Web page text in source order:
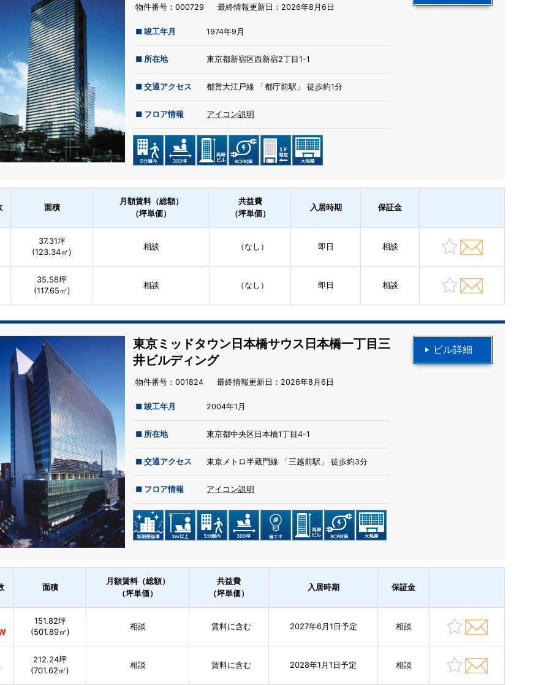
物件番号：000729 最終情報更新⽇：2026年8月6日
■ 竣工年月 1974年9月
■ 所在地 東京都新宿区西新宿2丁目1-1
■ 交通アクセス 都営大江戸線 「都庁前駅」 徒歩約1分
■ フロア情報 アイコン説明
面積
月額賃料（総額）
（坪単価）
共益費
（坪単価）
入居時期 保証金
37.31坪
(123.34㎡)
相談 （なし） 即日 相談
35.58坪
(117.65㎡)
相談 （なし） 即日 相談
ビル詳細
東京ミッドタウン日本橋サウス日本橋一丁目三
井ビルディング
物件番号：001824 最終情報更新⽇：2026年8月6日
■ 竣工年月 2004年1月
■ 所在地 東京都中央区日本橋1丁目4-1
■ 交通アクセス 東京メトロ半蔵門線 「三越前駅」 徒歩約3分
■ フロア情報 アイコン説明
面積
月額賃料（総額）
（坪単価）
共益費
（坪単価）
入居時期 保証金
151.82坪
(501.89㎡)
相談 賃料に含む 2027年6月1日予定 相談
212.24坪
(701.62㎡)
相談 賃料に含む 2028年1月1日予定 相談